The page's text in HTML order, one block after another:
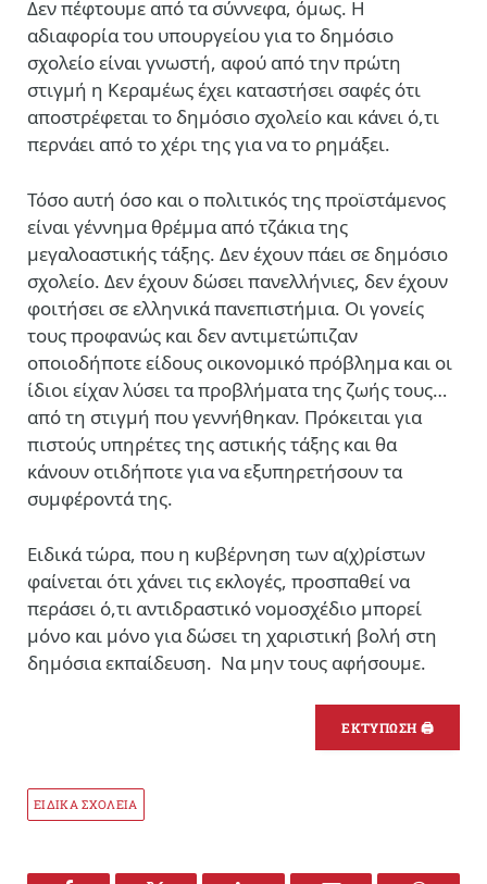
Δεν πέφτουμε από τα σύννεφα, όμως. Η
αδιαφορία του υπουργείου για το δημόσιο
σχολείο είναι γνωστή, αφού από την πρώτη
στιγμή η Κεραμέως έχει καταστήσει σαφές ότι
αποστρέφεται το δημόσιο σχολείο και κάνει ό,τι
περνάει από το χέρι της για να το ρημάξει.
Τόσο αυτή όσο και ο πολιτικός της προϊστάμενος
είναι γέννημα θρέμμα από τζάκια της
μεγαλοαστικής τάξης. Δεν έχουν πάει σε δημόσιο
σχολείο. Δεν έχουν δώσει πανελλήνιες, δεν έχουν
φοιτήσει σε ελληνικά πανεπιστήμια. Οι γονείς
τους προφανώς και δεν αντιμετώπιζαν
οποιοδήποτε είδους οικονομικό πρόβλημα και οι
ίδιοι είχαν λύσει τα προβλήματα της ζωής τους…
από τη στιγμή που γεννήθηκαν. Πρόκειται για
πιστούς υπηρέτες της αστικής τάξης και θα
κάνουν οτιδήποτε για να εξυπηρετήσουν τα
συμφέροντά της.
Ειδικά τώρα, που η κυβέρνηση των α(χ)ρίστων
φαίνεται ότι χάνει τις εκλογές, προσπαθεί να
περάσει ό,τι αντιδραστικό νομοσχέδιο μπορεί
μόνο και μόνο για δώσει τη χαριστική βολή στη
δημόσια εκπαίδευση. Να μην τους αφήσουμε.
ΕΚΤΥΠΩΣΗ 🖨
ΕΙΔΙΚΑ ΣΧΟΛΕΙΑ